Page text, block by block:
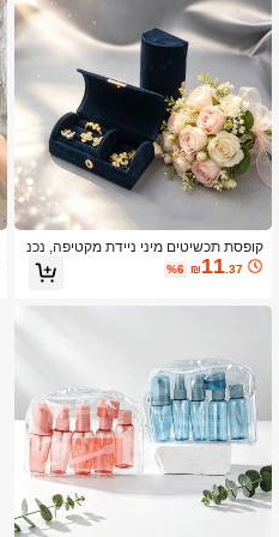
קופסת תכשיטים מיני ניידת מקטיפה, נכנ
סת בקלות לתיק, מושלמת לנסיעות ולארג
ון טבעות, עגילים, תליונים ותכשיטים אחר
₪11 .37
%6